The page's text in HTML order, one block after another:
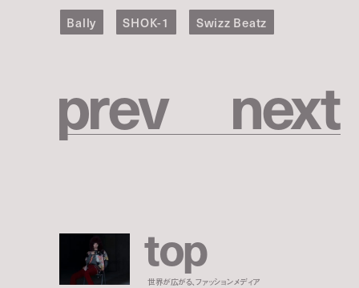
Bally SHOK-1 Swizz Beatz
prev next
top
世界が広がる、ファッションメディア